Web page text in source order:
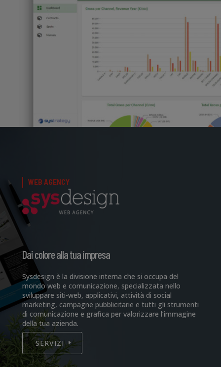
WEB AGENCY
Dai colore alla tua impresa
Sysdesign è la divisione interna che si occupa del
mondo web e comunicazione, specializzata nello
sviluppare siti-web, applicativi, attività di social
marketing, campagne pubblicitarie e tutti gli strumenti
di comunicazione e grafica per valorizzare l’immagine
della tua azienda.
SERVIZI